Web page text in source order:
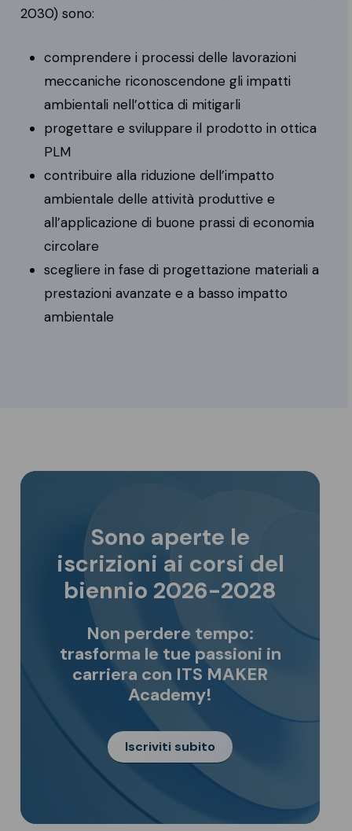
2030) sono:
comprendere i processi delle lavorazioni
meccaniche riconoscendone gli impatti
ambientali nell’ottica di mitigarli
progettare e sviluppare il prodotto in ottica
PLM
contribuire alla riduzione dell’impatto
ambientale delle attività produttive e
all’applicazione di buone prassi di economia
circolare
scegliere in fase di progettazione materiali a
prestazioni avanzate e a basso impatto
ambientale
Sono aperte le
iscrizioni ai corsi del
biennio 2026-2028
Non perdere tempo:
trasforma le tue passioni in
carriera con ITS MAKER
Academy!
Iscriviti subito